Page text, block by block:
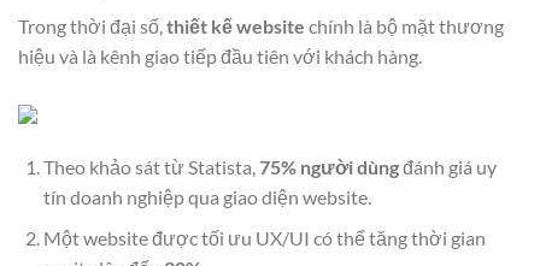
Trong thời đại số,thiết kế website chính là bộ mặt thương
hiệu và là kênh giao tiếp đầu tiên với khách hàng.
Theo khảo sát từ Statista, 75% người dùngđánh giá uy
tín doanh nghiệp qua giao diện website.
Một website được tối ưu UX/UI có thể tăng thời gian